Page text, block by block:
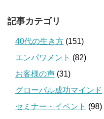
記事カテゴリ
40代の生き方 (151)
エンパワメント (82)
お客様の声 (31)
グローバル成功マインド
セミナー・イベント (98)